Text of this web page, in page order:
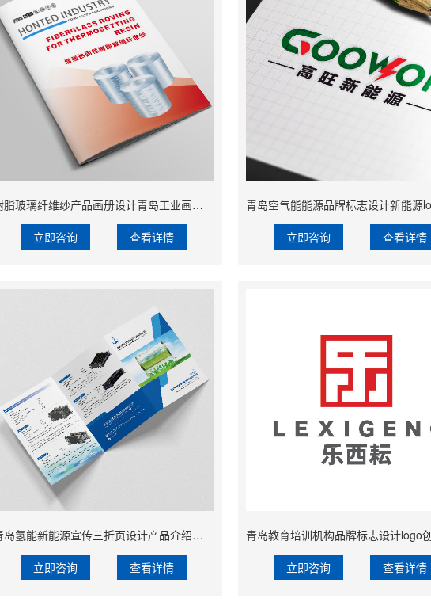
树脂玻璃纤维纱产品画册设计青岛工业画册设计公司
立即咨询 查看详情 立即咨询 查看详情
青岛氢能新能源宣传三折页设计产品介绍折页设计印刷
立即咨询 查看详情
青岛教育培训机构品牌标志设计logo
立即咨询 查看详情